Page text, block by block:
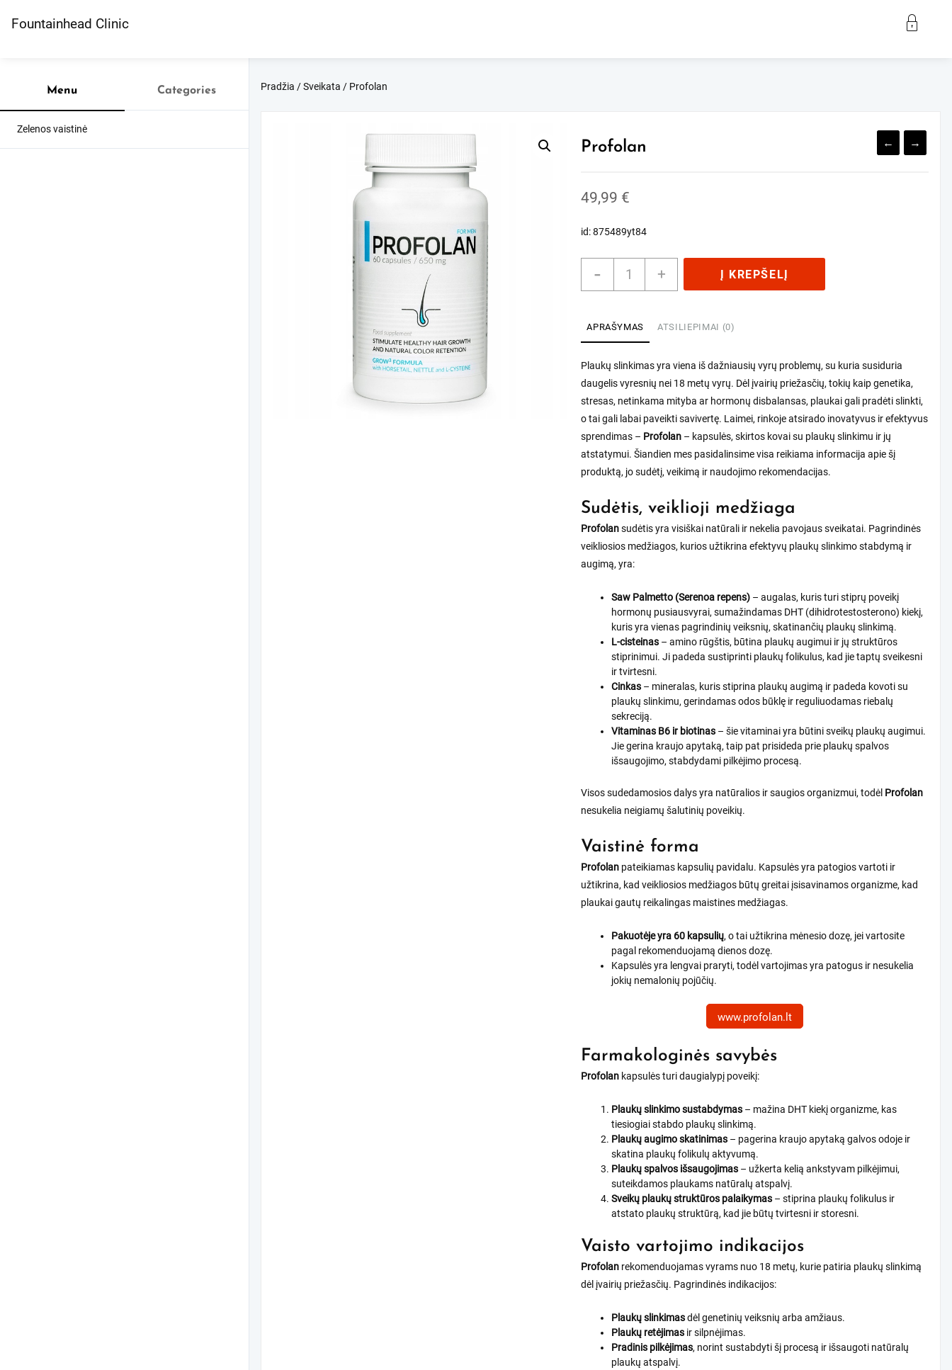
Fountainhead Clinic
Menu Categories
Zelenos vaistinė
Pradžia /Sveikata / Profolan
← →
Profolan
49,99 €
id: 875489yt84
-
kiekis:
Profolan
+ Į KREPŠELĮ
APRAŠYMAS ATSILIEPIMAI (0)
Plaukų slinkimas yra viena iš dažniausių vyrų problemų, su kuria susiduria
daugelis vyresnių nei 18 metų vyrų. Dėl įvairių priežasčių, tokių kaip genetika,
stresas, netinkama mityba ar hormonų disbalansas, plaukai gali pradėti slinkti,
o tai gali labai paveikti savivertę. Laimei, rinkoje atsirado inovatyvus ir efektyvus
sprendimas – Profolan – kapsulės, skirtos kovai su plaukų slinkimu ir jų
atstatymui. Šiandien mes pasidalinsime visa reikiama informacija apie šį
produktą, jo sudėtį, veikimą ir naudojimo rekomendacijas.
Sudėtis, veiklioji medžiaga
Profolansudėtis yra visiškai natūrali ir nekelia pavojaus sveikatai. Pagrindinės
veikliosios medžiagos, kurios užtikrina efektyvų plaukų slinkimo stabdymą ir
augimą, yra:
Saw Palmetto (Serenoa repens) – augalas, kuris turi stiprų poveikį
hormonų pusiausvyrai, sumažindamas DHT (dihidrotestosterono) kiekį,
kuris yra vienas pagrindinių veiksnių, skatinančių plaukų slinkimą.
L-cisteinas – amino rūgštis, būtina plaukų augimui ir jų struktūros
stiprinimui. Ji padeda sustiprinti plaukų folikulus, kad jie taptų sveikesni
ir tvirtesni.
Cinkas – mineralas, kuris stiprina plaukų augimą ir padeda kovoti su
plaukų slinkimu, gerindamas odos būklę ir reguliuodamas riebalų
sekreciją.
Vitaminas B6 ir biotinas – šie vitaminai yra būtini sveikų plaukų augimui.
Jie gerina kraujo apytaką, taip pat prisideda prie plaukų spalvos
išsaugojimo, stabdydami pilkėjimo procesą.
Visos sudedamosios dalys yra natūralios ir saugios organizmui, todėl Profolan
nesukelia neigiamų šalutinių poveikių.
Vaistinė forma
Profolan pateikiamas kapsulių pavidalu. Kapsulės yra patogios vartoti ir
užtikrina, kad veikliosios medžiagos būtų greitai įsisavinamos organizme, kad
plaukai gautų reikalingas maistines medžiagas.
Pakuotėje yra 60 kapsulių, o tai užtikrina mėnesio dozę, jei vartosite
pagal rekomenduojamą dienos dozę.
Kapsulės yra lengvai praryti, todėl vartojimas yra patogus ir nesukelia
jokių nemalonių pojūčių.
www.profolan.lt
Farmakologinės savybės
Profolan kapsulės turi daugialypį poveikį:
Plaukų slinkimo sustabdymas – mažina DHT kiekį organizme, kas
tiesiogiai stabdo plaukų slinkimą.
Plaukų augimo skatinimas – pagerina kraujo apytaką galvos odoje ir
skatina plaukų folikulų aktyvumą.
Plaukų spalvos išsaugojimas – užkerta kelią ankstyvam pilkėjimui,
suteikdamos plaukams natūralų atspalvį.
Sveikų plaukų struktūros palaikymas – stiprina plaukų folikulus ir
atstato plaukų struktūrą, kad jie būtų tvirtesni ir storesni.
Vaisto vartojimo indikacijos
Profolan rekomenduojamas vyrams nuo 18 metų, kurie patiria plaukų slinkimą
dėl įvairių priežasčių. Pagrindinės indikacijos:
Plaukų slinkimasdėl genetinių veiksnių arba amžiaus.
Plaukų retėjimas ir silpnėjimas.
Pradinis pilkėjimas, norint sustabdyti šį procesą ir išsaugoti natūralų
plaukų atspalvį.